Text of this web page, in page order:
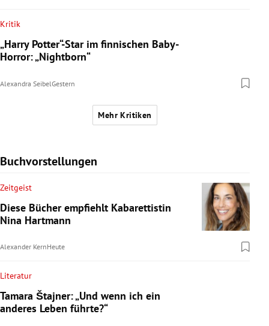
Kritik
„Harry Potter“-Star im finnischen Baby-
Horror: „Nightborn“
Alexandra SeibelGestern
Mehr Kritiken
Buchvorstellungen
Zeitgeist
Diese Bücher empfiehlt Kabarettistin
Nina Hartmann
Alexander KernHeute
Literatur
Tamara Štajner: „Und wenn ich ein
anderes Leben führte?“